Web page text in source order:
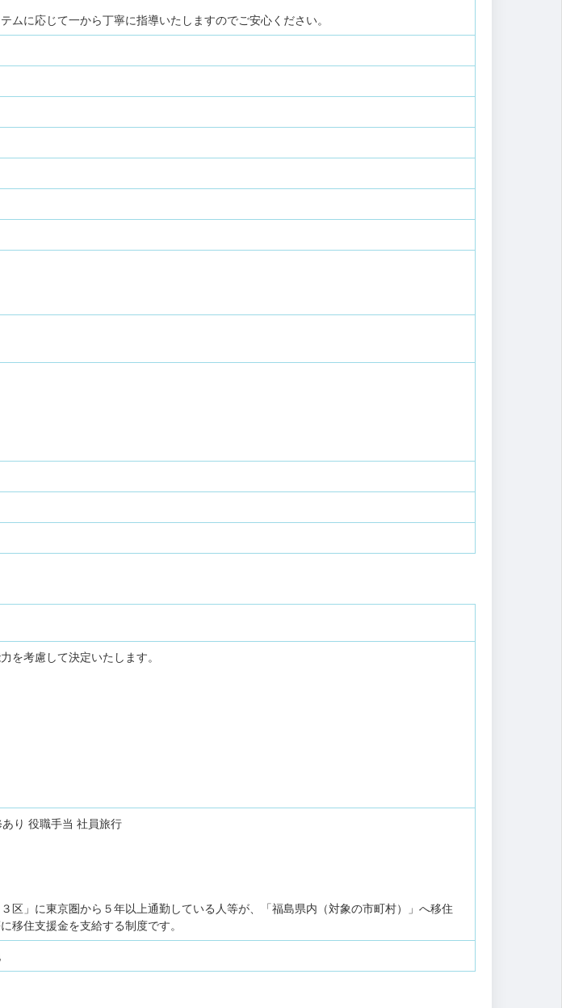
ムに応じて一から丁寧に指導いたしますのでご安心ください。
を考慮して決定いたします。
り 役職手当 社員旅行
区」に東京圏から５年以上通勤している人等が、「福島県内（対象の市町村）」へ移住
移住支援金を支給する制度です。